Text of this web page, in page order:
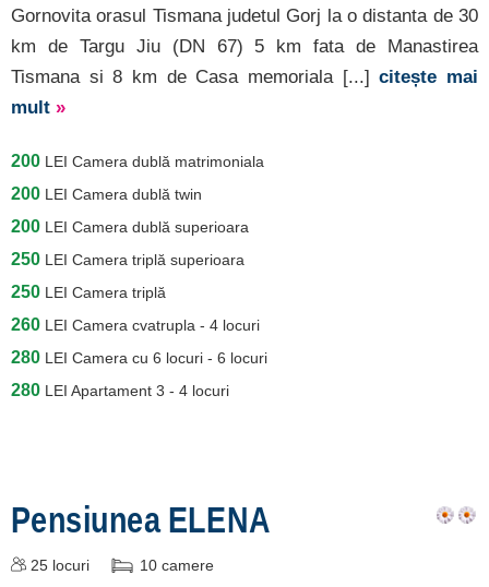
Gornovita orasul Tismana judetul Gorj la o distanta de 30
km de Targu Jiu (DN 67) 5 km fata de Manastirea
Tismana si 8 km de Casa memoriala [...]citește mai
mult »
200 LEI Camera dublă matrimoniala
200 LEI Camera dublă twin
200 LEI Camera dublă superioara
250 LEI Camera triplă superioara
250 LEI Camera triplă
260 LEI Camera cvatrupla - 4 locuri
280 LEI Camera cu 6 locuri - 6 locuri
280 LEI Apartament 3 - 4 locuri
Pensiunea ELENA
25 locuri 10 camere